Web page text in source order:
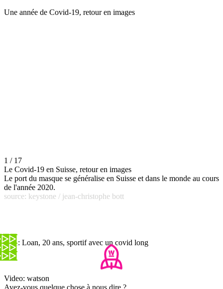
Une année de Covid-19, retour en images
1 / 17
Le Covid-19 en Suisse, retour en images
Le port du masque se généralise en Suisse et dans le monde au cours
de l'année 2020.
source: keystone / jean-christophe bott
Talk: Loan, 20 ans, sportif avec un covid long
Video: watson
Avez-vous quelque chose à nous dire ?